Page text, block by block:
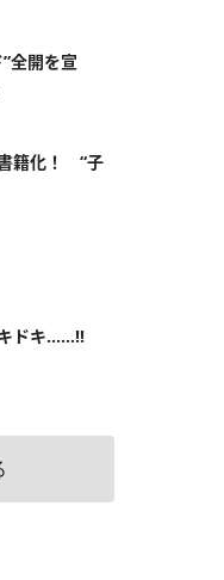
全開を宣
籍化！ “子
キドキ……!!